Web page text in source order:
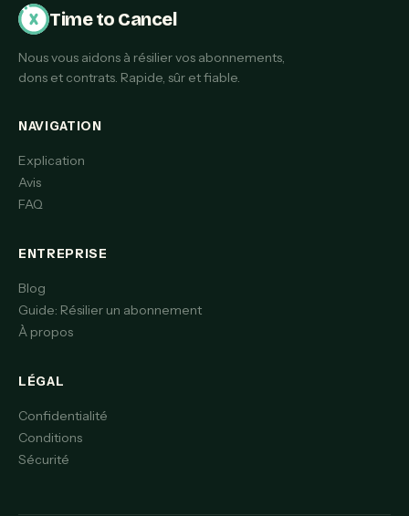
Time to Cancel
Nous vous aidons à résilier vos abonnements,
dons et contrats. Rapide, sûr et fiable.
NAVIGATION
Explication
Avis
FAQ
ENTREPRISE
Blog
Guide: Résilier un abonnement
À propos
LÉGAL
Confidentialité
Conditions
Sécurité